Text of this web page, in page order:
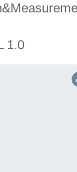
1.0